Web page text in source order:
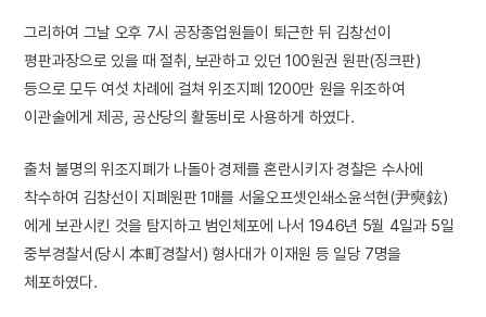
그리하여 그날 오후 7시 공장종업원들이 퇴근한 뒤 김창선이
평판과장으로 있을 때 절취, 보관하고 있던 100원권 원판(징크판)
등으로 모두 여섯 차례에 걸쳐 위조지폐 1200만 원을 위조하여
이관술에게 제공, 공산당의 활동비로 사용하게 하였다.
출처 불명의 위조지폐가 나돌아 경제를 혼란시키자 경찰은 수사에
착수하여 김창선이 지폐원판 1매를 서울오프셋인쇄소윤석현(尹奭鉉)
에게 보관시킨 것을 탐지하고 범인체포에 나서 1946년 5월 4일과 5일
중부경찰서(당시 本町경찰서) 형사대가 이재원 등 일당 7명을
체포하였다.